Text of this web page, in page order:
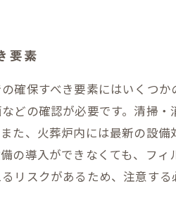
要素
確保すべき要素にはいくつ
どの確認が必要です。清掃
た、火葬炉内には最新の設
の導入ができなくても、フ
リスクがあるため、注意する